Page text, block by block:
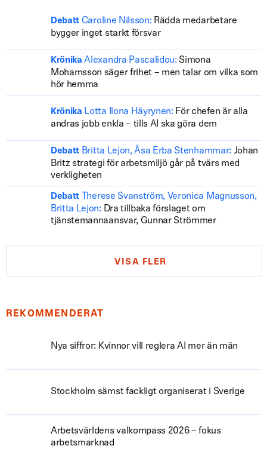
Debatt Caroline Nilsson: Rädda medarbetare
bygger inget starkt försvar
Krönika Alexandra Pascalidou: Simona
Mohamsson säger frihet – men talar om vilka som
hör hemma
Krönika Lotta Ilona Häyrynen: För chefen är alla
andras jobb enkla – tills AI ska göra dem
Debatt Britta Lejon, Åsa Erba Stenhammar: Johan
Britz strategi för arbetsmiljö går på tvärs med
verkligheten
Debatt
Therese Svanström, Veronica Magnusson,
Britta Lejon: Dra tillbaka förslaget om
tjänstemannaansvar, Gunnar Strömmer
VISA FLER
REKOMMENDERAT
Nya siffror: Kvinnor vill reglera AI mer än män
Stockholm sämst fackligt organiserat i Sverige
Arbetsvärldens valkompass 2026 – fokus
arbetsmarknad